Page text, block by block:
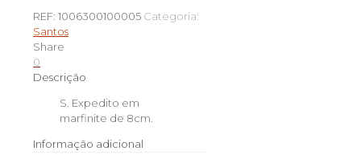
Expedito
mini
REF: 1006300100005 Categoria:
Santos
Share
0
Descrição
S. Expedito em
marfinite de 8cm.
Informação adicional